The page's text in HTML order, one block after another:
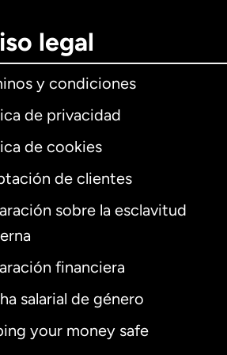
legal
y condiciones
de privacidad
de cookies
de clientes
sobre la esclavitud
financiera
salarial de género
your money safe
Internacional
Alemania